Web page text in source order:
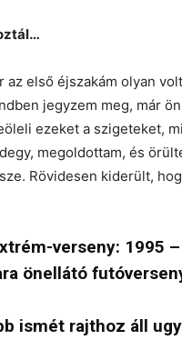
az első éjszakám olyan
jegyzem meg, már
ezeket a szigeteket,
megoldottam, és
Rövidesen kiderült,
verseny: 1995
önellátó
ismét rajthoz áll